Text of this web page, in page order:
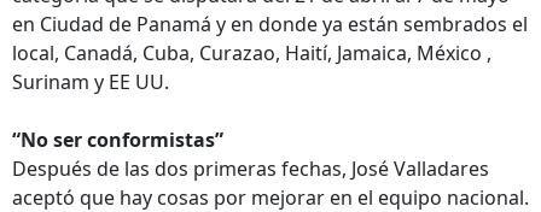
en Ciudad de Panamá y en donde ya están sembrados el
local, Canadá, Cuba, Curazao, Haití, Jamaica, México ,
Surinam y EE UU.
“No ser conformistas”
Después de las dos primeras fechas, José Valladares
aceptó que hay cosas por mejorar en el equipo nacional.